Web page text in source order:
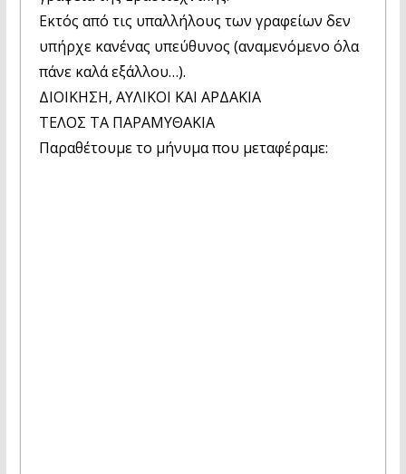
Εκτός από τις υπαλλήλους των γραφείων δεν
υπήρχε κανένας υπεύθυνος (αναμενόμενο όλα
πάνε καλά εξάλλου…).
ΔΙΟΙΚΗΣΗ, ΑΥΛΙΚΟΙ ΚΑΙ ΑΡΔΑΚΙΑ
ΤΕΛΟΣ ΤΑ ΠΑΡΑΜΥΘΑΚΙΑ
Παραθέτουμε το μήνυμα που μεταφέραμε: